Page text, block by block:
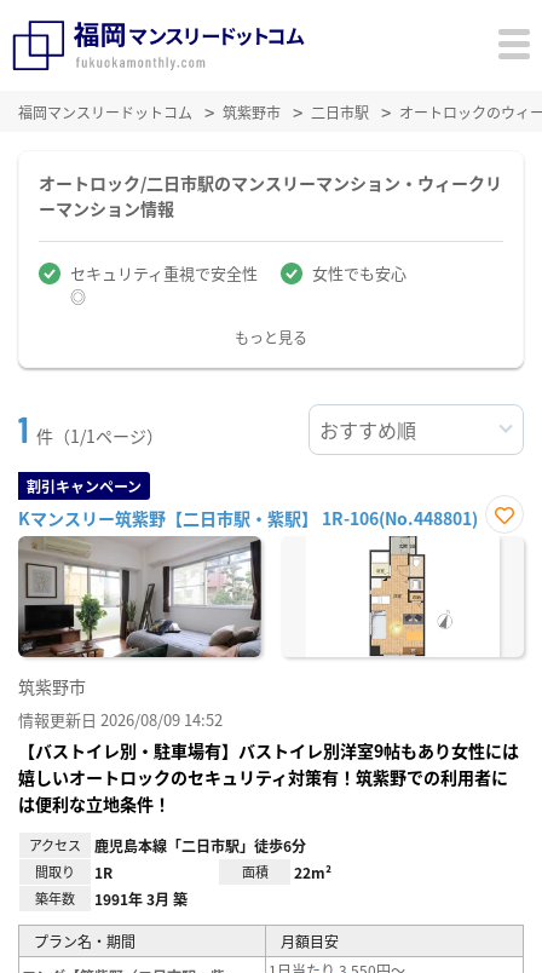
福岡マンスリードットコム 筑紫野市 二日市駅 オートロックのウィ
オートロック/二日市駅のマンスリーマンション・ウィークリ
ーマンション情報
セキュリティ重視で安全性
◎
女性でも安心
もっと見る
1 件（1/1ページ）
割引キャンペーン
Kマンスリー筑紫野【二日市駅・紫駅】 1R-106(No.448801)
お気
筑紫野市
情報更新日 2026/08/09 14:52
【バストイレ別・駐車場有】バストイレ別洋室9帖もあり女性には
嬉しいオートロックのセキュリティ対策有！筑紫野での利用者に
は便利な立地条件！
アクセス 鹿児島本線「二日市駅」徒歩6分
間取り 1R 面積 22m²
築年数 1991年 3月 築
プラン名・期間
月額目安